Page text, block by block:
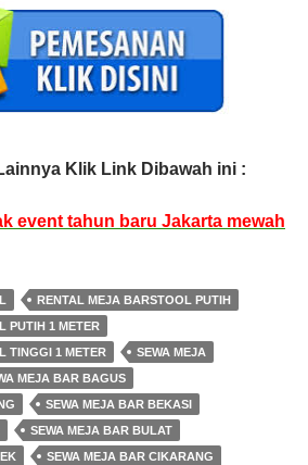
Klik Link Dibawah ini :
event tahun baru Jakarta mewah
RENTAL MEJA BARSTOOL PUTIH
PUTIH 1 METER
TINGGI 1 METER
SEWA MEJA
MEJA BAR BAGUS
SEWA MEJA BAR BEKASI
SEWA MEJA BAR BULAT
SEWA MEJA BAR CIKARANG